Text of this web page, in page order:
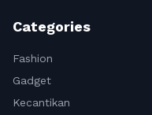
Categories
Fashion
Gadget
Kecantikan